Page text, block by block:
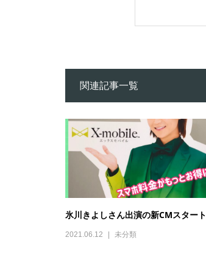
関連記事一覧
氷川きよしさん出演の新CMスタート
2021.06.12 未分類